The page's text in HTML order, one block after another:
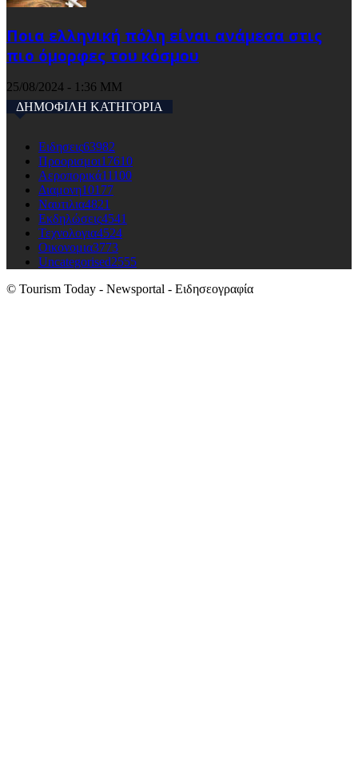
Ποια ελληνική πόλη είναι ανάμεσα στις
πιο όμορφες του κόσμου
25/08/2024 - 1:36 ΜΜ
ΔΗΜΟΦΙΛΗ ΚΑΤΗΓΟΡΙΑ
Ειδησεις63982
Προορισμοι17610
Αεροπορικά11100
Διαμονη10177
Ναυτιλια4821
Εκδηλώσεις4541
Τεχνολογια4524
Οικονομια3773
Uncategorised2555
© Tourism Today - Newsportal - Ειδησεογραφία